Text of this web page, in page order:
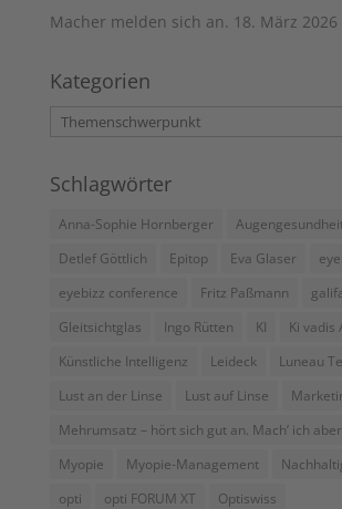
Macher melden sich an. 18. März 2026
Kategorien
Kategorien
Schlagwörter
Anna-Sophie Hornberger
Detlef Göttlich
Epitop Eva Glaser
eyebizz conference
Fritz Paßmann
Gleitsichtglas
Ingo Rütten KI
Ki vadis
Künstliche Intelligenz
Leideck
Luneau
Lust an der Linse
Lust auf Linse
Mehrumsatz – hört sich gut an. Mach’ ich
Myopie
Myopie-Management
opti
opti FORUM XT
Optiswiss